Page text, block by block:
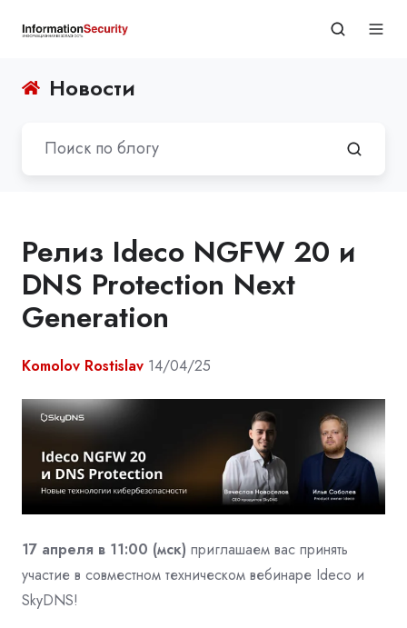
Новости
Релиз Ideco NGFW 20 и
DNS Protection Next
Generation
Komolov Rostislav 14/04/25
17 апреля в 11:00 (мск) приглашаем вас принять
участие в совместном техническом вебинаре Ideco и
SkyDNS!